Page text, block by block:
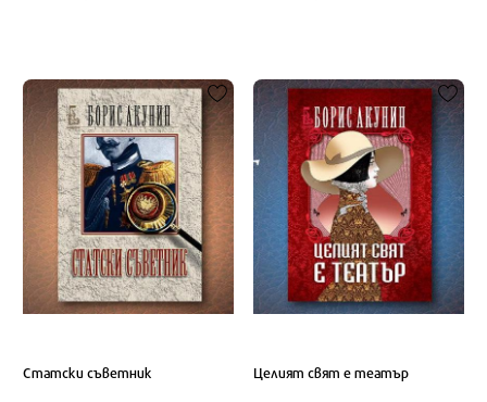
Статски съветник Целият свят е театър